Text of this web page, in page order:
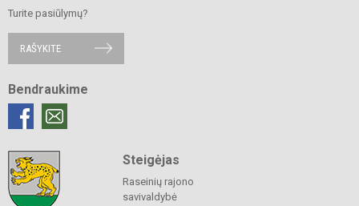
Turite pasiūlymų?
RAŠYKITE
Bendraukime
Steigėjas
Raseinių rajono
savivaldybė